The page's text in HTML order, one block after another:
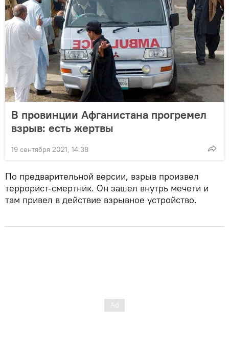
В провинции Афганистана прогремел
взрыв: есть жертвы
19 сентября 2021, 14:38
По предварительной версии, взрыв произвел
террорист-смертник. Он зашел внутрь мечети и
там привел в действие взрывное устройство.